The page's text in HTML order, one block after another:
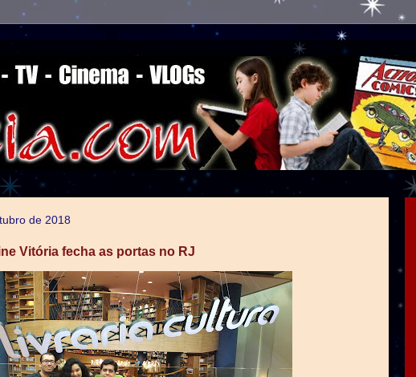
de 2018
Vitória fecha as portas no RJ